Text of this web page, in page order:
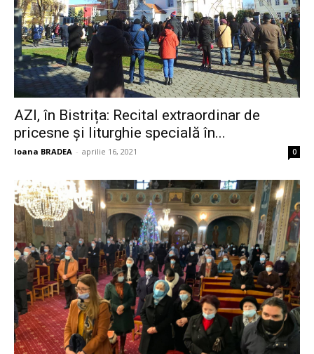
AZI, în Bistrița: Recital extraordinar de
pricesne și liturghie specială în...
Ioana BRADEA - aprilie 16, 2021 0